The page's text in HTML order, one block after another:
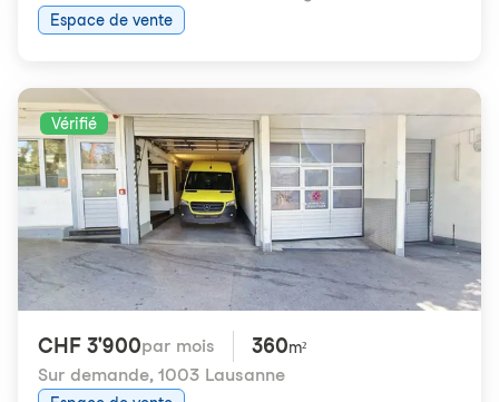
Espace de vente
Vérifié
CHF 3'900par mois 360m²
Sur demande, 1003 Lausanne